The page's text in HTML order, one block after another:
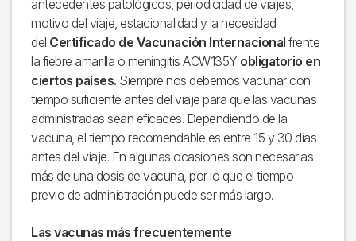
antecedentes patológicos, periodicidad de viajes,
motivo del viaje, estacionalidad y la necesidad
del Certificado de Vacunación Internacional frente
la fiebre amarilla o meningitis ACW135Y obligatorio en
ciertos países. Siempre nos debemos vacunar con
tiempo suficiente antes del viaje para que las vacunas
administradas sean eficaces. Dependiendo de la
vacuna, el tiempo recomendable es entre 15 y 30 días
antes del viaje. En algunas ocasiones son necesarias
más de una dosis de vacuna, por lo que el tiempo
previo de administración puede ser más largo.
Las vacunas más frecuentemente